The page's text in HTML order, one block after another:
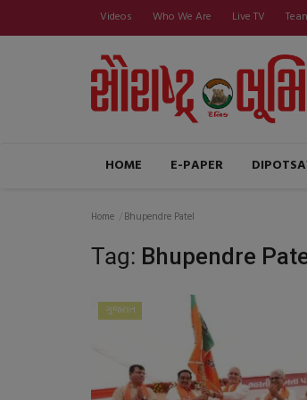
Videos Who We Are Live TV
HOME E-PAPER
Home Bhupendre Patel
Tag: Bhupendre
ગુજરાત